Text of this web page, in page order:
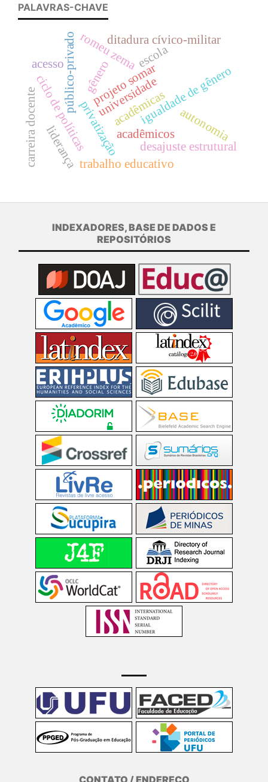
PALAVRAS-CHAVE
privatização
projeto somar
público-privadoromeu zema
igualdade de gênero
acadêmicos
acadêmicas
universidade
gênero
ciclo de políticas desajuste estrutural
acesso
ditadura cívico-militar
escola
trabalho educativo
autonomia
carreira docente liderança
INDEXADORES, BASE DE DADOS E
REPOSITÓRIOS